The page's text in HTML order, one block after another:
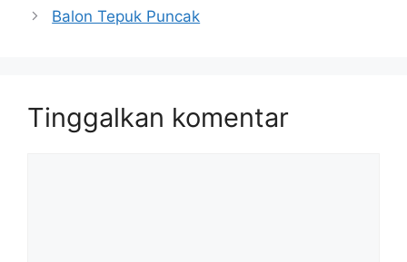
Balon Tepuk Puncak
Tinggalkan komentar